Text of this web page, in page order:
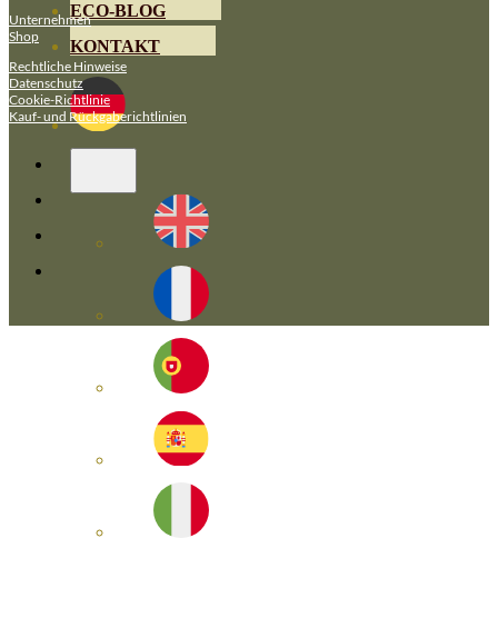
ECO-BLOG
KONTAKT
Unternehmen
Shop
Rechtliche Hinweise
Datenschutz
Cookie-Richtlinie
Kauf- und Rückgaberichtlinien